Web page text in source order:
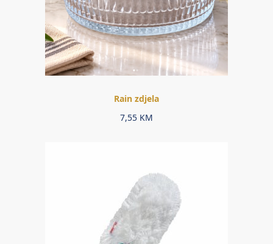
Rain zdjela
7,55 KM